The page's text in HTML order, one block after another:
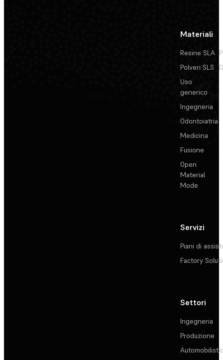
Materiali
Resine SLA
Polveri SLS
Uso
generico
Ingegneria
Odontoiatria
Medicina
Fusione
Open
Material
Mode
Servizi
Piani di
Factory
Settori
Ingegneria
Produzione